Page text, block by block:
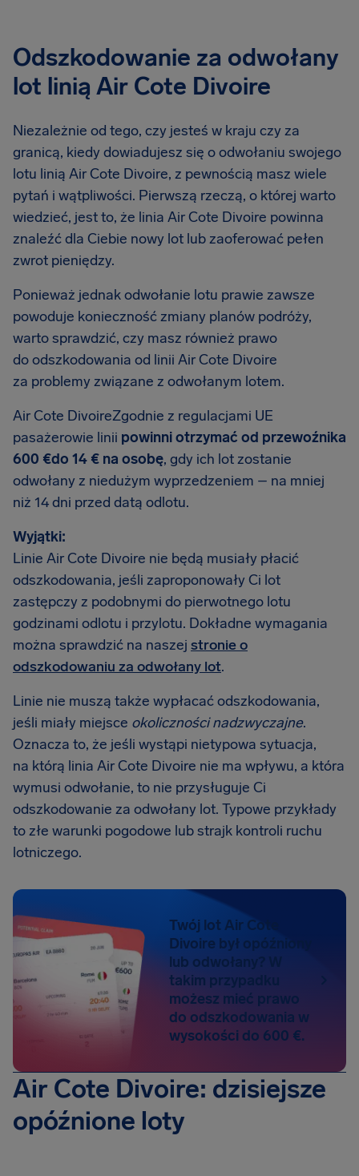
Odszkodowanie za odwołany
lot linią Air Cote Divoire
Niezależnie od tego, czy jesteś w kraju czy za
granicą, kiedy dowiadujesz się o odwołaniu swojego
lotu linią Air Cote Divoire, z pewnością masz wiele
pytań i wątpliwości. Pierwszą rzeczą, o której warto
wiedzieć, jest to, że linia Air Cote Divoire powinna
znaleźć dla Ciebie nowy lot lub zaoferować pełen
zwrot pieniędzy.
Ponieważ jednak odwołanie lotu prawie zawsze
powoduje konieczność zmiany planów podróży,
warto sprawdzić, czy masz również prawo
do odszkodowania od linii Air Cote Divoire
za problemy związane z odwołanym lotem.
Air Cote DivoireZgodnie z regulacjami UE
pasażerowie linii powinni otrzymać od przewoźnika
600 €do 14 € na osobę, gdy ich lot zostanie
odwołany z niedużym wyprzedzeniem – na mniej
niż 14 dni przed datą odlotu.
Wyjątki:
Linie Air Cote Divoire nie będą musiały płacić
odszkodowania, jeśli zaproponowały Ci lot
zastępczy z podobnymi do pierwotnego lotu
godzinami odlotu i przylotu. Dokładne wymagania
można sprawdzić na naszej stronie o
odszkodowaniu za odwołany lot.
Linie nie muszą także wypłacać odszkodowania,
jeśli miały miejsce okoliczności nadzwyczajne.
Oznacza to, że jeśli wystąpi nietypowa sytuacja,
na którą linia Air Cote Divoire nie ma wpływu, a która
wymusi odwołanie, to nie przysługuje Ci
odszkodowanie za odwołany lot. Typowe przykłady
to złe warunki pogodowe lub strajk kontroli ruchu
lotniczego.
Twój lot Air Cote
Divoire był opóźniony
lub odwołany? W
takim przypadku
możesz mieć prawo
do odszkodowania w
wysokości do 600 €.
Air Cote Divoire: dzisiejsze
opóźnione loty